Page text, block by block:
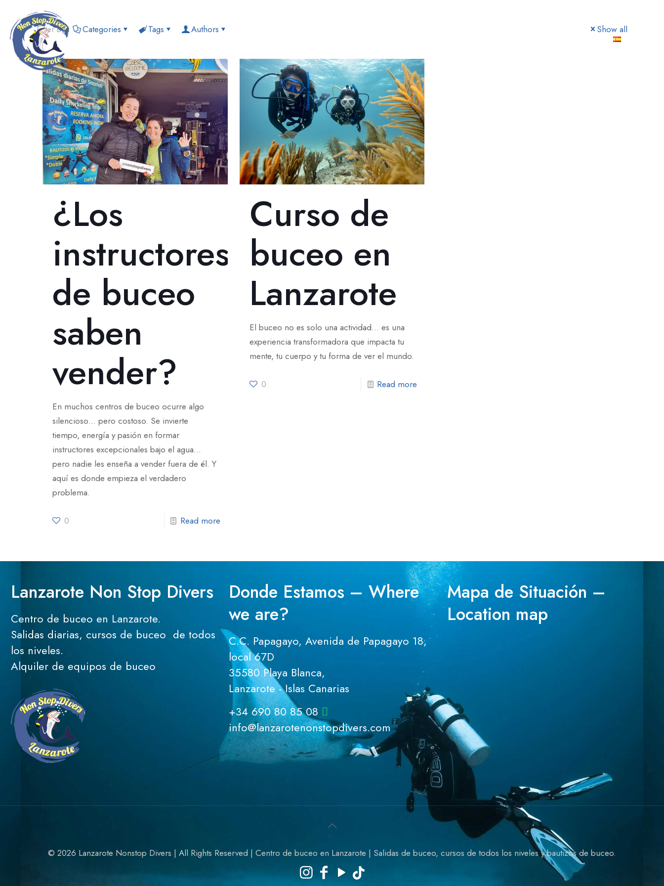
Filter by Categories Tags Authors Show all
¿Los
instructores
de buceo
saben
vender?
En muchos centros de buceo ocurre algo
silencioso… pero costoso. Se invierte
tiempo, energía y pasión en formar
instructores excepcionales bajo el agua…
pero nadie les enseña a vender fuera de él. Y
aquí es donde empieza el verdadero
problema.
0 Read more
Curso de
buceo en
Lanzarote
El buceo no es solo una actividad… es una
experiencia transformadora que impacta tu
mente, tu cuerpo y tu forma de ver el mundo.
0 Read more
Lanzarote Non Stop Divers
Centro de buceo en Lanzarote.
Salidas diarias, cursos de buceo de todos
los niveles.
Alquiler de equipos de buceo
Donde Estamos – Where
we are?
C.C. Papagayo, Avenida de Papagayo 18,
local 67D
35580 Playa Blanca,
Lanzarote - Islas Canarias
+34 690 80 85 08
info@lanzarotenonstopdivers.com
Mapa de Situación –
Location map
© 2026 Lanzarote Nonstop Divers | All Rights Reserved | Centro de buceo en Lanzarote | Salidas de buceo, cursos de todos los niveles y bautizos de buceo.